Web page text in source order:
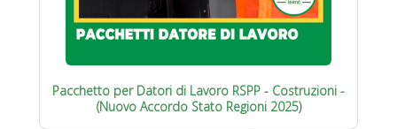
Pacchetto per Datori di Lavoro RSPP - Costruzioni -
(Nuovo Accordo Stato Regioni 2025)